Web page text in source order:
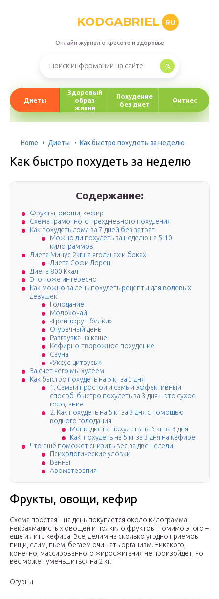
KODGABRIEL RU
Онлайн-журнал о красоте и здоровье
Диеты
Здоровый
образ
жизни
Похудение
без диет
Фитнес
Home Диеты Как быстро похудеть за неделю
Как быстро похудеть за неделю
Содержание:
Фрукты, овощи, кефир
Схема грамотного трёхдневного похудения
Как похудеть дома за 7 дней без затрат
Можно ли похудеть за неделю на 5-10
килограммов
Диета Минус 2кг на ягодицах и боках
Диета Софи Лорен
Диета 800 Ккал
Это тоже интересно
Как можно за день похудеть рецепты для волевых
девушек
Голодание
Молокочай
«Грейпфрут-белки»
Огуречный день
Разгрузка на каше
Кефирно-творожное похудение
Сауна
«Уксус-цитрусы»
За счет чего мы худеем
Как быстро похудеть на 5 кг за 3 дня
1. Самый простой и самый эффективный
способ быстро похудеть за 3 дня – это сухое
голодание.
2. Как похудеть на 5 кг за 3 дня с помощью
водного голодания.
Меню диеты похудеть на 5 кг за 3 дня:
Как похудеть на 5 кг за 3 дня на кефире.
Что ещё поможет снизить вес за две недели
Психологические уловки
Ванны
Ароматерапия
Фрукты, овощи, кефир
Схема простая – на день покупается около килограмма
некрахмалистых овощей и полкило фруктов. Помимо этого –
еще и литр кефира. Все, делим на сколько угодно приемов
пищи, едим, пьем, бегаем очищать организм. Никакого,
конечно, массированного жиросжигания не произойдет, но
вес может уменьшиться на 2 кг.
Огурцы